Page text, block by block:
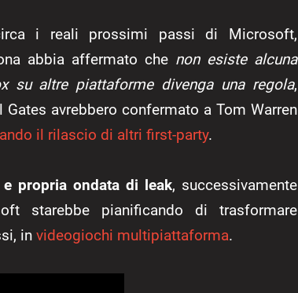
i reali prossimi passi di Microsoft,
abbia affermato che non esiste alcuna
altre piattaforme divenga una regola,
avrebbero confermato a Tom Warren
il rilascio di altri first-party.
e propria ondata di leak, successivamente
starebbe pianificando di trasformare
in videogiochi multipiattaforma.